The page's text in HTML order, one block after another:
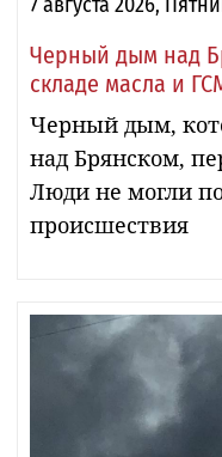
Черный дым над
складе масла и
Черный дым,
над Брянском,
Люди не могли
происшествия